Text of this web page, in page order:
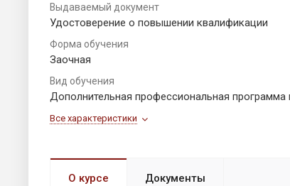
Выдаваемый документ
Удостоверение о повышении квалификации
Форма обучения
Заочная
Вид обучения
Дополнительная профессиональная
Все характеристики
О курсе Документы